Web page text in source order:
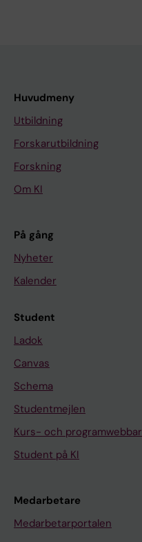
Huvudmeny
Utbildning
Forskarutbildning
Forskning
Om KI
På gång
Nyheter
Kalender
Student
Ladok
Canvas
Schema
Studentmejlen
Kurs- och programwebbar
Student på KI
Medarbetare
Medarbetarportalen